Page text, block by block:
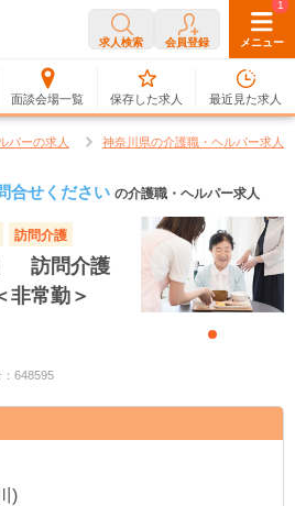
求人検索 会員登録 メニュー
面談会場一覧
0
保存した求人
1
最近見た求人
パーの求人 神奈川県の介護職・ヘルパー求人
せください の介護職・ヘルパー求人
訪問介護
訪問介護
非常勤＞
648595
)